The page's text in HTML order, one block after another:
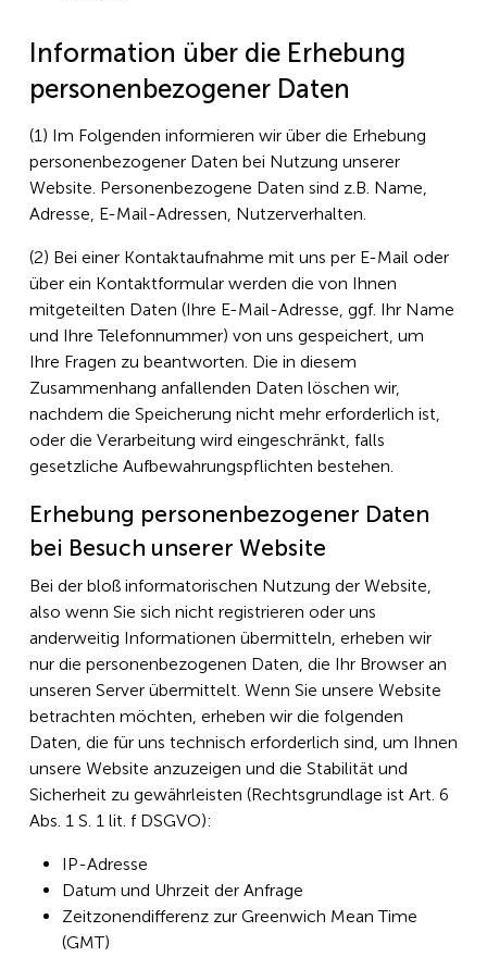
Information über die Erhebung
personenbezogener Daten
(1) Im Folgenden informieren wir über die Erhebung
personenbezogener Daten bei Nutzung unserer
Website. Personenbezogene Daten sind z. B. Name,
Adresse, E-Mail-Adressen, Nutzerverhalten.
(2) Bei einer Kontaktaufnahme mit uns per E-Mail oder
über ein Kontaktformular werden die von Ihnen
mitgeteilten Daten (Ihre E-Mail-Adresse, ggf. Ihr Name
und Ihre Telefonnummer) von uns gespeichert, um
Ihre Fragen zu beantworten. Die in diesem
Zusammenhang anfallenden Daten löschen wir,
nachdem die Speicherung nicht mehr erforderlich ist,
oder die Verarbeitung wird eingeschränkt, falls
gesetzliche Aufbewahrungspflichten bestehen.
Erhebung personenbezogener Daten
bei Besuch unserer Website
Bei der bloß informatorischen Nutzung der Website,
also wenn Sie sich nicht registrieren oder uns
anderweitig Informationen übermitteln, erheben wir
nur die personenbezogenen Daten, die Ihr Browser an
unseren Server übermittelt. Wenn Sie unsere Website
betrachten möchten, erheben wir die folgenden
Daten, die für uns technisch erforderlich sind, um Ihnen
unsere Website anzuzeigen und die Stabilität und
Sicherheit zu gewährleisten (Rechtsgrundlage ist Art. 6
Abs. 1 S. 1 lit. f DSGVO):
IP-Adresse
Datum und Uhrzeit der Anfrage
Zeitzonendifferenz zur Greenwich Mean Time
(GMT)